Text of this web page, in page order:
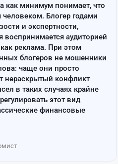
как минимум понимает, что
Блогер годами
и экспертности,
воспринимается аудиторией
реклама. При этом
блогеров не мошенники
чаще они просто
нераскрытый конфликт
в таких случаях крайне
этот вид
финансовые